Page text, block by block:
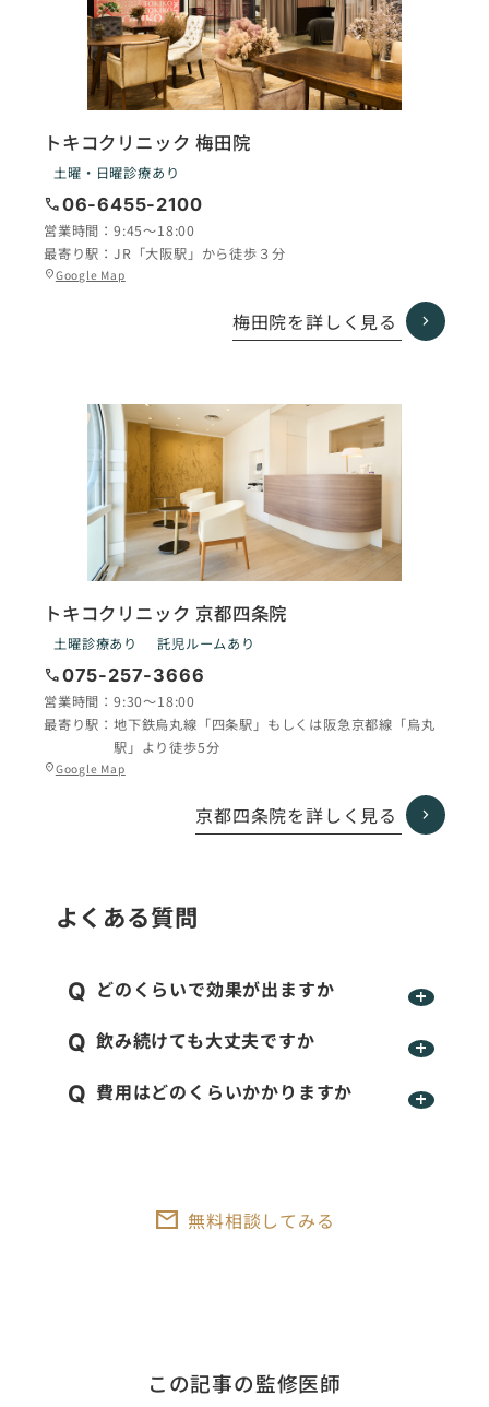
トキコクリニック 梅田院
土曜・日曜診療あり
call06-6455-2100
営業時間： 9:45〜18:00
最寄り駅： JR「大阪駅」から徒歩３分
location_onGoogle Map
グ
梅田院を詳しく見る
トキコクリニック 京都四条院
土曜診療あり 託児ルームあり
call075-257-3666
営業時間： 9:30〜18:00
最寄り駅： 地下鉄烏丸線「四条駅」もしくは阪急京都線「烏丸
駅」より徒歩5分
location_onGoogle Map
グ
京都四条院を詳しく見る
よくある質問
どのくらいで効果が出ますか
飲み続けても大丈夫ですか
費用はどのくらいかかりますか
無料相談してみる
この記事の監修医師